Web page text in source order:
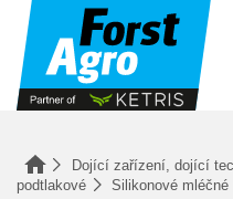
Dojící zařízení, dojící
podtlakové
Silikonové mléčné